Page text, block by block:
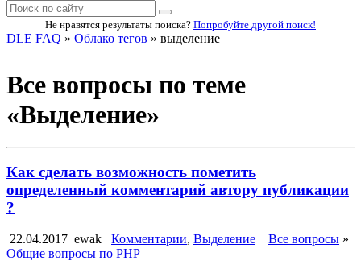
Не нравятся результаты поиска? Попробуйте другой поиск!
DLE FAQ » Облако тегов » выделение
Все вопросы по теме
«Выделение»
Как сделать возможность пометить
определенный комментарий автору публикации
?
22.04.2017 ewak Комментарии, Выделение Все вопросы »
Общие вопросы по PHP